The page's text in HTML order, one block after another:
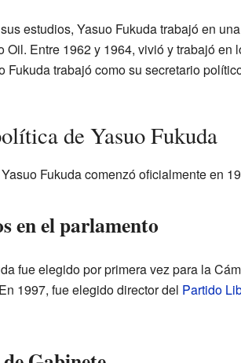
estudios, Yasuo Fukuda trabajó en
Oil. Entre 1962 y 1964, vivió y trabajó en
Fukuda trabajó como su secretario
de Yasuo Fukuda
Fukuda comenzó oficialmente en
en el parlamento
fue elegido por primera vez para la
1997, fue elegido director del Partido